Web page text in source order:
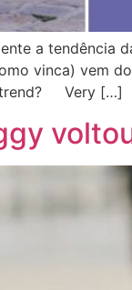
a tendência
vinca) vem
trend? Very […]